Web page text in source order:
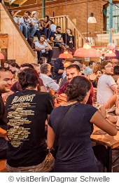
© visitBerlin/Dagmar Schwelle